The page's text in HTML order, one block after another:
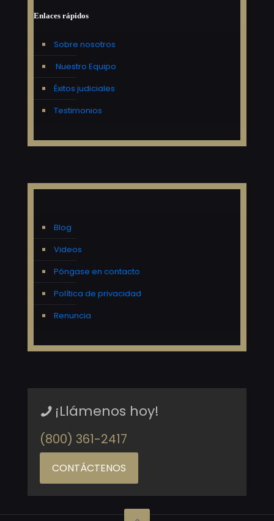
Enlaces rápidos
Sobre nosotros
Nuestro Equipo
Éxitos judiciales
Testimonios
Blog
Videos
Póngase en contacto
Política de privacidad
Renuncia
¡Llámenos hoy!
(800) 361-2417
CONTÁCTENOS